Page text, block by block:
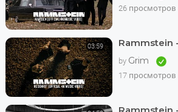
26 просмотров
03:59 Rammstein
by Grim
17 просмотров